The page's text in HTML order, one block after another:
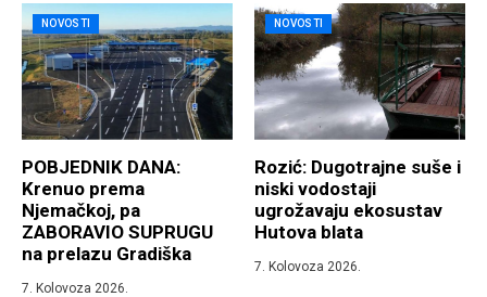
NOVOSTI
POBJEDNIK DANA:
Krenuo prema
Njemačkoj, pa
ZABORAVIO SUPRUGU
na prelazu Gradiška
7. Kolovoza 2026.
NOVOSTI
Rozić: Dugotrajne suše i
niski vodostaji
ugrožavaju ekosustav
Hutova blata
7. Kolovoza 2026.